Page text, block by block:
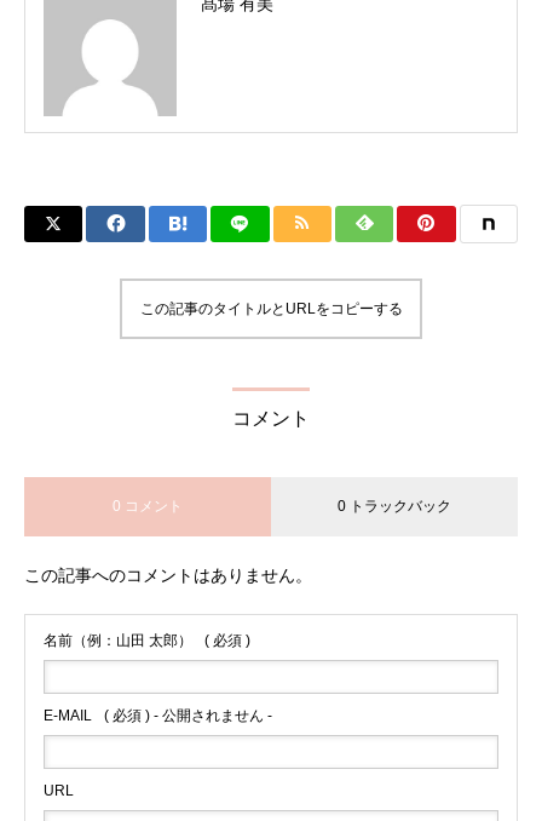
この記事のタイトルとURLをコピーする
コメント
0 コメント 0 トラックバック
この記事へのコメントはありません。
名前（例：山田 太郎） ( 必須 )
E-MAIL ( 必須 ) - 公開されません -
URL